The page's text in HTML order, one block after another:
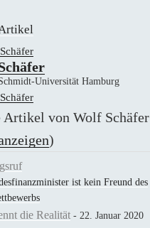
Universität Hamburg
Artikel von Wolf Schäfer
)
ist kein Freund des
die Realität - 22. Januar 2020